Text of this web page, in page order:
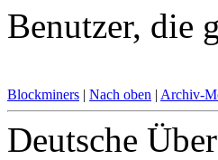
Benutzer, die
Blockminers | Nach oben | Archiv-
Deutsche